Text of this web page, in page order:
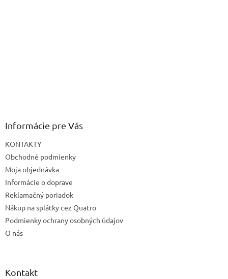
Informácie pre Vás
KONTAKTY
Obchodné podmienky
Moja objednávka
Informácie o doprave
Reklamačný poriadok
Nákup na splátky cez Quatro
Podmienky ochrany osobných údajov
O nás
Kontakt